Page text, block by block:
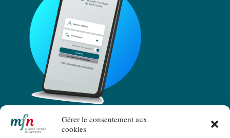
Gérer le consentement aux
cookies